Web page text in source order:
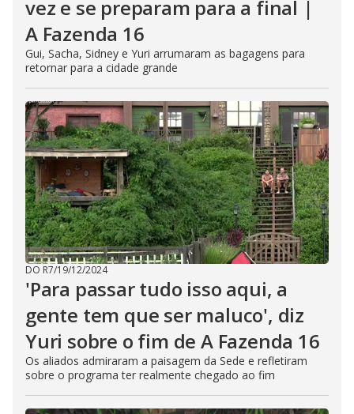
vez e se preparam para a final |
A Fazenda 16
Gui, Sacha, Sidney e Yuri arrumaram as bagagens para
retornar para a cidade grande
DO R7/19/12/2024
'Para passar tudo isso aqui, a
gente tem que ser maluco', diz
Yuri sobre o fim de A Fazenda 16
Os aliados admiraram a paisagem da Sede e refletiram
sobre o programa ter realmente chegado ao fim